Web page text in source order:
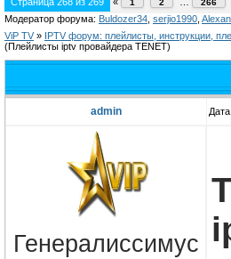
1 2 266
Модератор форума: Buldozer34 serjio1990
ViP TV » IPTV форум: плейлисты, инструкции,
(Плейлисты iptv провайдера TENET)
admin
Генералиссимус